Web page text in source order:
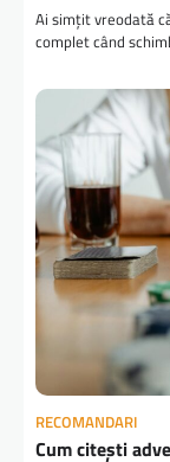
Ai simțit vreodată
complet când
RECOMANDARI
Cum citești